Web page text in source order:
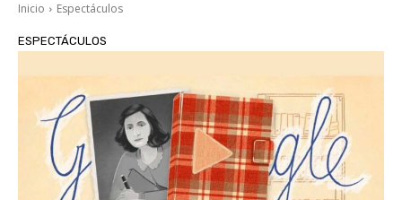
Inicio Espectáculos
ESPECTÁCULOS